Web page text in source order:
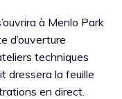
à Menlo Park
d’ouverture
techniques
dressera la feuille
en direct.